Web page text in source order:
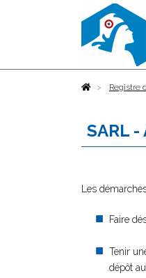
AccueilRegistre
SARL -
Les
Faire
Tenir
dépôt